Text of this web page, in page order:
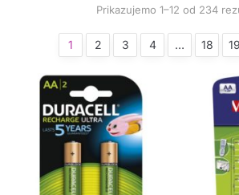
Prikazujemo 1–12 od 234
1 2 3 4 … 18 19